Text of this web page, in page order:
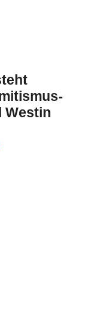
Westin